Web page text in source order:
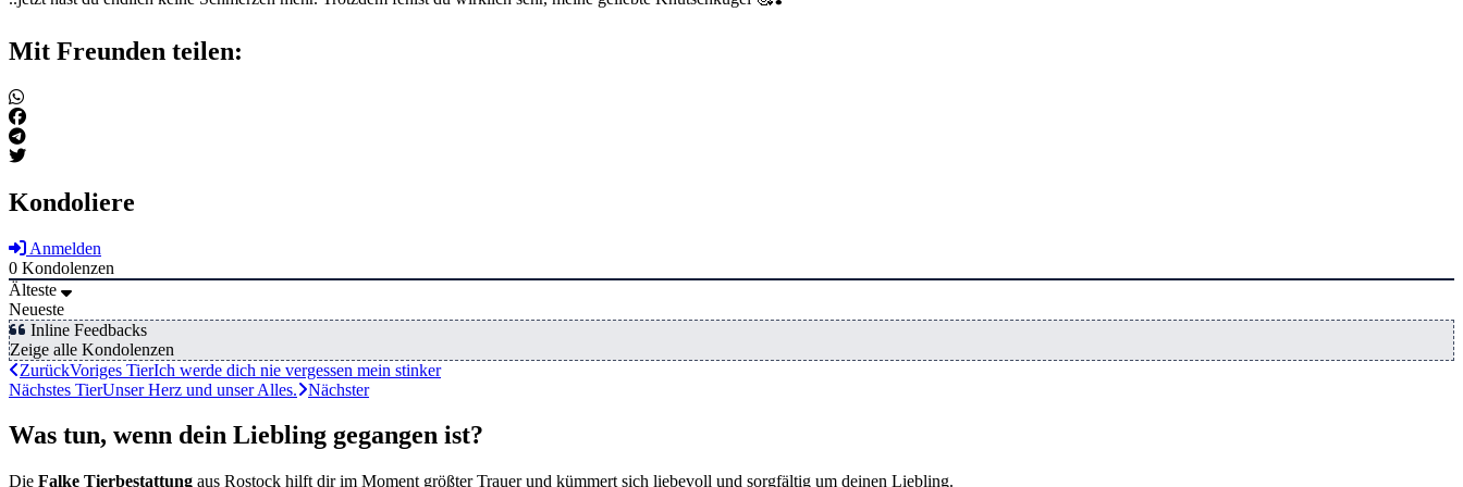
Mit Freunden teilen:
Kondoliere
Anmelden
0 Kondolenzen
Älteste
Neueste
Inline Feedbacks
Zeige alle Kondolenzen
ZurückVoriges TierIch werde dich nie vergessen mein stinker
Nächstes TierUnser Herz und unser Alles. Nächster
Was tun, wenn dein Liebling gegangen ist?
Die Falke Tierbestattung aus Rostock hilft dir im Moment größter Trauer und kümmert sich liebevoll und sorgfältig um deinen Liebling.